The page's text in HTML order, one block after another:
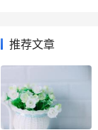
推荐文章